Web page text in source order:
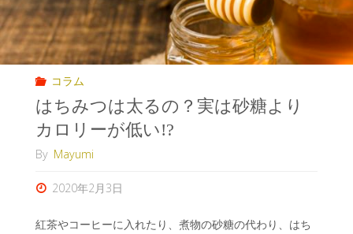
コラム
はちみつは太るの？実は砂糖より
カロリーが低い!?
By Mayumi
2020年2月3日
紅茶やコーヒーに入れたり、煮物の砂糖の代わり、はち